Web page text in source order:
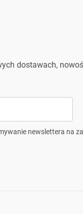
dostawach,
newslettera na